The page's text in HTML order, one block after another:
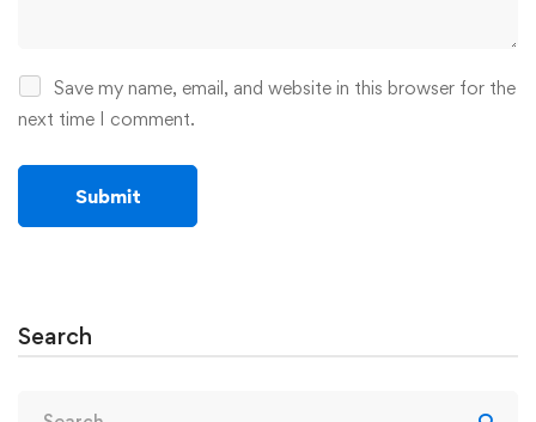
Save my name, email, and website in this browser for the
next time I comment.
Search